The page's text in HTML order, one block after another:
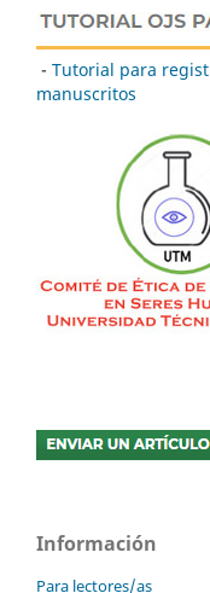
- Tutorial para
manuscritos
Información
Para lectores/as